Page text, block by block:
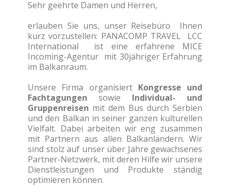
Sehr geehrte Damen und Herren,
erlauben Sie uns, unser Reisebüro Ihnen
kurz vorzustellen: PANACOMP TRAVEL LCC
International ist eine erfahrene MICE
Incoming-Agentur mit 30jähriger Erfahrung
im Balkanraum.
Unsere Firma organisiert Kongresse und
Fachtagungen sowie Individual- und
Gruppenreisen mit dem Bus durch Serbien
und den Balkan in seiner ganzen kulturellen
Vielfalt. Dabei arbeiten wir eng zusammen
mit Partnern aus allen Balkanländern. Wir
sind stolz auf unser über Jahre gewachsenes
Partner-Netzwerk, mit deren Hilfe wir unsere
Dienstleistungen und Produkte ständig
optimieren können.